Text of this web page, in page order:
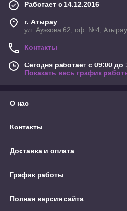
Работает с 14.12.2016
г. Атырау
ул. Ауэзова 62, оф. №4,
Контакты
Сегодня работает с 09:00 до
Показать весь график
О нас
Контакты
Доставка и оплата
График работы
Полная версия сайта